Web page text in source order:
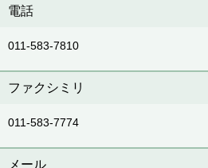
電話
011-583-7810
ファクシミリ
011-583-7774
メール